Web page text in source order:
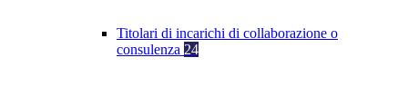
Titolari di incarichi di collaborazione o
consulenza 24